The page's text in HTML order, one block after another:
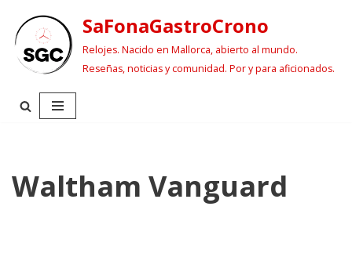
Saltar
al
SaFonaGastroCrono
Relojes. Nacido en Mallorca, abierto al mundo.
Reseñas, noticias y comunidad. Por y para aficionados.
Waltham Vanguard